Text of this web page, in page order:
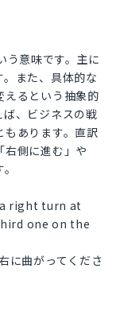
う意味です。主に
また、具体的な
えるという抽象的
、ビジネスの戦
あります。直訳
右側に進む」や
right turn at
one on the
に曲がってくださ